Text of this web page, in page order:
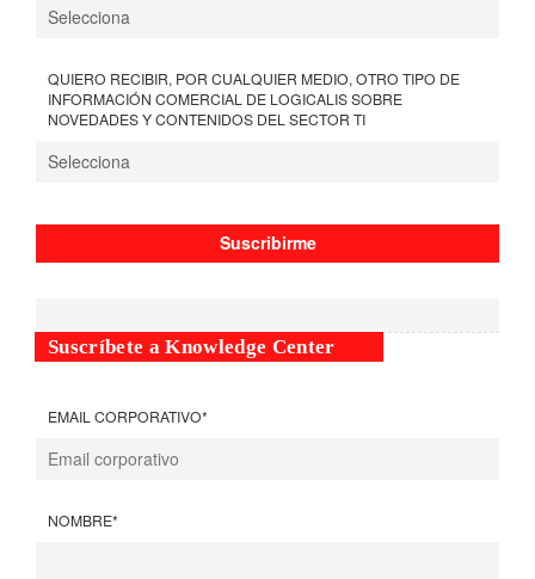
QUIERO RECIBIR, POR CUALQUIER MEDIO, OTRO TIPO DE
INFORMACIÓN COMERCIAL DE LOGICALIS SOBRE
NOVEDADES Y CONTENIDOS DEL SECTOR TI
Suscríbete a Knowledge Center
EMAIL CORPORATIVO*
NOMBRE*